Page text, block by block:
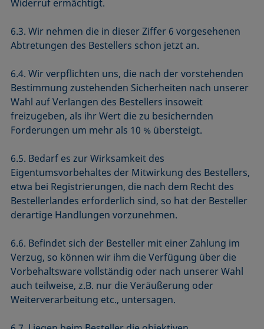
Widerruf ermächtigt.
6.3. Wir nehmen die in dieser Ziffer 6 vorgesehenen
Abtretungen des Bestellers schon jetzt an.
6.4. Wir verpflichten uns, die nach der vorstehenden
Bestimmung zustehenden Sicherheiten nach unserer
Wahl auf Verlangen des Bestellers insoweit
freizugeben, als ihr Wert die zu besichernden
Forderungen um mehr als 10 % übersteigt.
6.5. Bedarf es zur Wirksamkeit des
Eigentumsvorbehaltes der Mitwirkung des Bestellers,
etwa bei Registrierungen, die nach dem Recht des
Bestellerlandes erforderlich sind, so hat der Besteller
derartige Handlungen vorzunehmen.
6.6. Befindet sich der Besteller mit einer Zahlung im
Verzug, so können wir ihm die Verfügung über die
Vorbehaltsware vollständig oder nach unserer Wahl
auch teilweise, z.B. nur die Veräußerung oder
Weiterverarbeitung etc., untersagen.